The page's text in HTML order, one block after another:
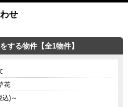
せ
する物件【全1物件】
花
込)～